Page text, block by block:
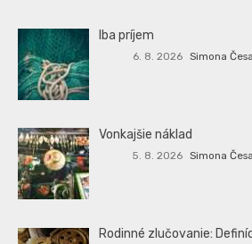
Iba príjem
6. 8. 2026 Simona
Vonkajšie náklad
5. 8. 2026 Simona
Rodinné zlučovanie: